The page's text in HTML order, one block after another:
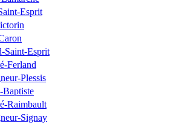
Esprit
Saint-Esprit
Ferland
Plessis
Baptiste
Raimbault
Signay